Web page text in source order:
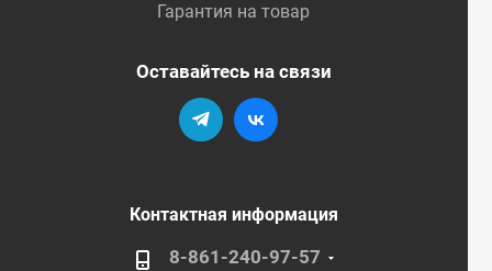
Гарантия на товар
Оставайтесь на связи
Контактная информация
8-861-240-97-57